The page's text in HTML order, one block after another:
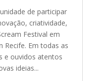
de participar
criatividade,
Festival em
Recife. Em todas as
e ouvidos atentos
ideias...